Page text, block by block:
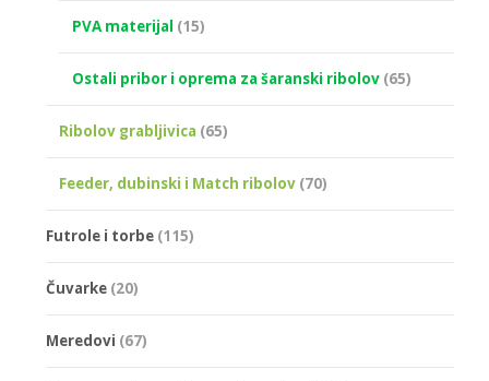
PVA materijal (15)
Ostali pribor i oprema za šaranski ribolov (65)
Ribolov grabljivica (65)
Feeder, dubinski i Match ribolov (70)
Futrole i torbe (115)
Čuvarke (20)
Meredovi (67)